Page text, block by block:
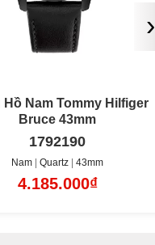
Nam Tommy Hilfiger
Bruce 43mm
1710668
Nam Quartz 43mm
3.285.000₫
›